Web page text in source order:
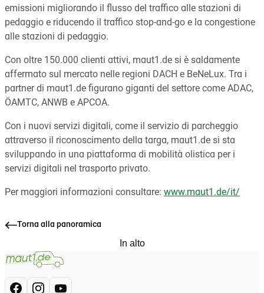
emissioni migliorando il flusso del traffico alle stazioni di
pedaggio e riducendo il traffico stop-and-go e la congestione
alle stazioni di pedaggio.
Con oltre 150.000 clienti attivi, maut1.de si è saldamente
affermato sul mercato nelle regioni DACH e BeNeLux. Tra i
partner di maut1.de figurano giganti del settore come ADAC,
ÖAMTC, ANWB e APCOA.
Con i nuovi servizi digitali, come il servizio di parcheggio
attraverso il riconoscimento della targa, maut1.de si sta
sviluppando in una piattaforma di mobilità olistica per i
servizi digitali nel trasporto privato.
Per maggiori informazioni consultare: www.maut1.de/it/
Torna alla panoramica
In alto